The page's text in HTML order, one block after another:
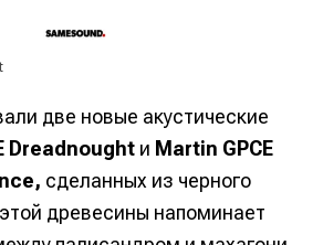
две новые акустические
Dreadnought и Martin GPCE
сделанных из черного
древесины напоминает